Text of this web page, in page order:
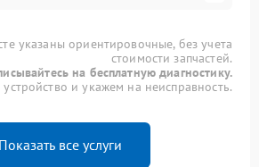
указаны ориентировочные, без учета
стоимости запчастей.
на бесплатную диагностику.
и укажем на неисправность.
Показать все услуги